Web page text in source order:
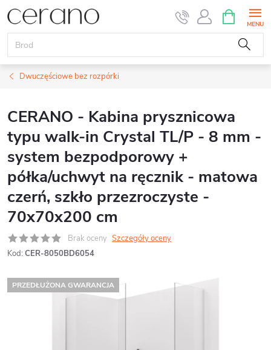
Przejść
do
treści
KOSZYK
Dwuczęściowe bez rozpórki
CERANO - Kabina prysznicowa
typu walk-in Crystal TL/P - 8 mm -
system bezpodporowy +
półka/uchwyt na ręcznik - matowa
czerń, szkło przezroczyste -
70x70x200 cm
Brak oceny Szczegóły oceny
Kod: CER-8050BD6054
PRZEDŁUŻONA GWARANCJA